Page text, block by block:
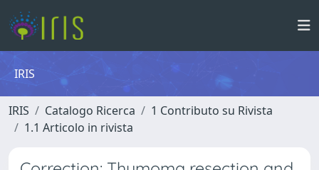
IRIS
IRIS Catalogo Ricerca
1 Contributo su Rivista
1.1 Articolo in rivista